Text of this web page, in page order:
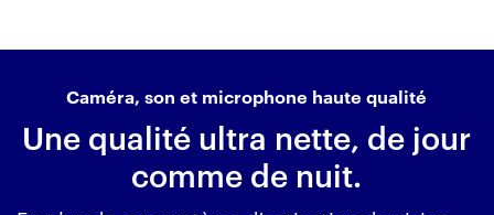
Caméra, son et microphone haute qualité
Une qualité ultra nette, de jour
comme de nuit.